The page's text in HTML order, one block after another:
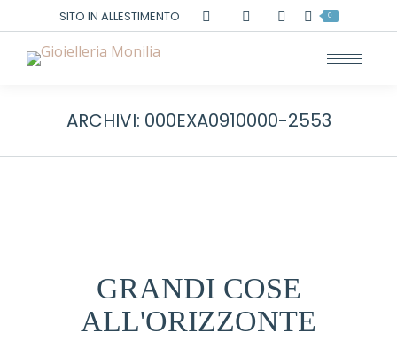
SITO IN ALLESTIMENTO Cerca: 0
ARCHIVI: 000EXA0910000-2553
GRANDI COSE
ALL'ORIZZONTE